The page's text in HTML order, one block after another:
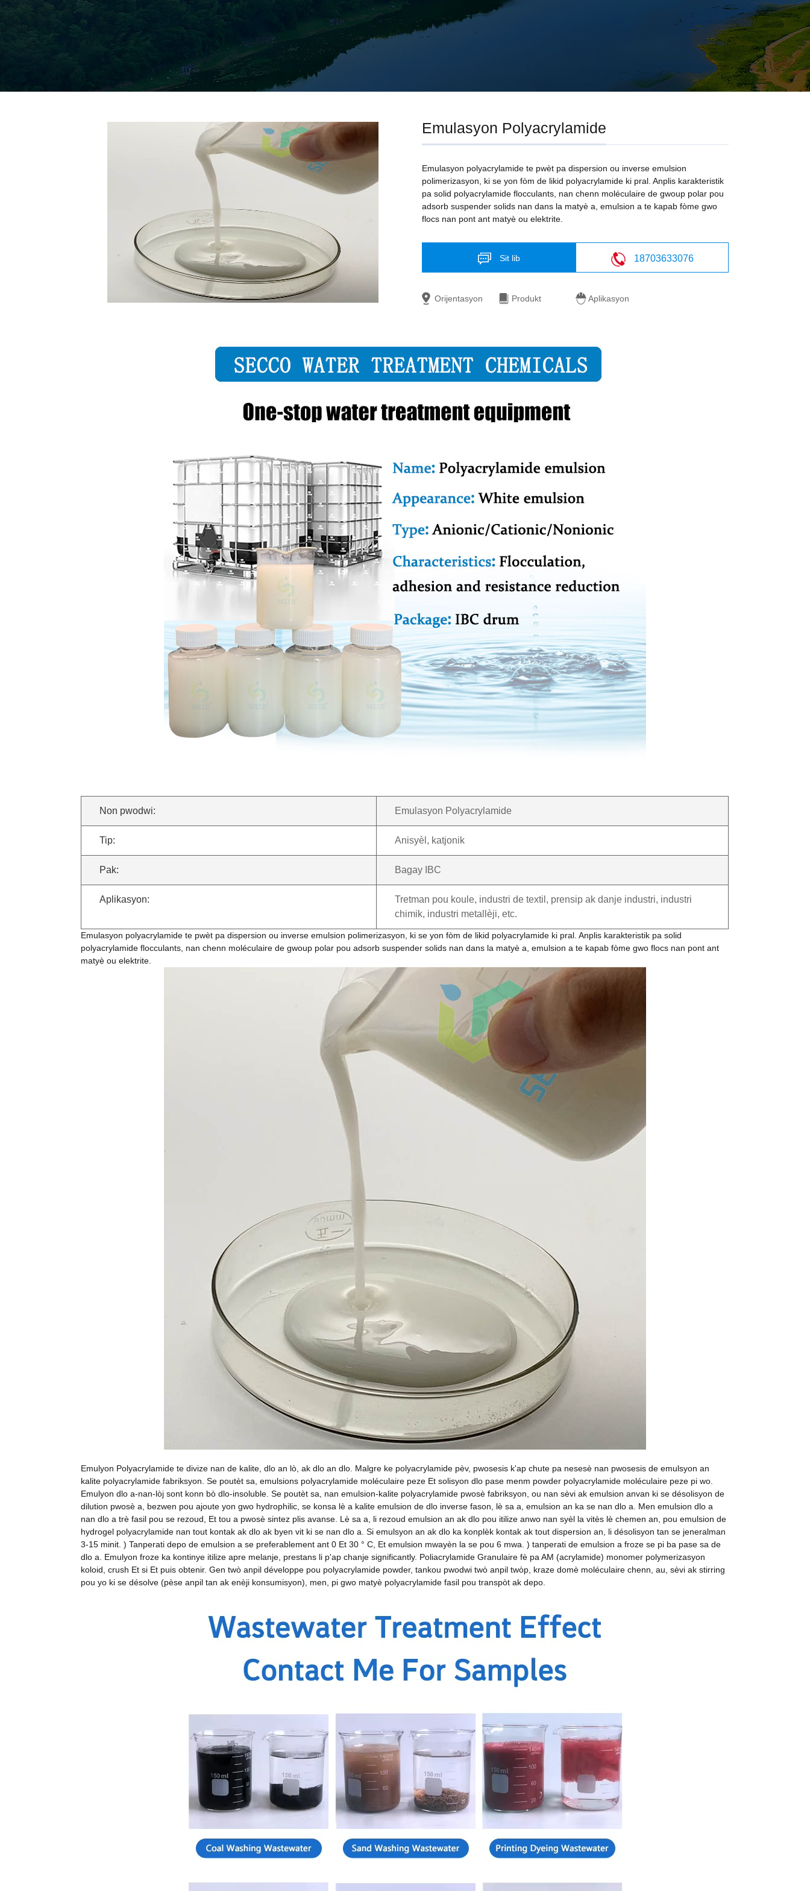
Emulasyon Polyacrylamide
Emulasyon polyacrylamide te pwèt pa dispersion ou inverse emulsion
polimerizasyon, ki se yon fòm de likid polyacrylamide ki pral. Anplis karakteristik
pa solid polyacrylamide flocculants, nan chenn moléculaire de gwoup polar pou
adsorb suspender solids nan dans la matyè a, emulsion a te kapab fòme gwo
flocs nan pont ant matyè ou elektrite.
Sit lib 18703633076
Orijentasyon Produkt Aplikasyon
Non pwodwi: Emulasyon Polyacrylamide
Tip: Anisyèl, katjonik
Pak: Bagay IBC
Aplikasyon:
Tretman pou koule, industri de textil, prensip ak danje industri, industri
chimik, industri metallèji, etc.
Emulasyon polyacrylamide te pwèt pa dispersion ou inverse emulsion polimerizasyon, ki se yon fòm de likid polyacrylamide ki pral. Anplis karakteristik pa solid
polyacrylamide flocculants, nan chenn moléculaire de gwoup polar pou adsorb suspender solids nan dans la matyè a, emulsion a te kapab fòme gwo flocs nan pont ant
matyè ou elektrite.
Emulyon Polyacrylamide te divize nan de kalite, dlo an lò, ak dlo an dlo. Malgre ke polyacrylamide pèv, pwosesis k'ap chute pa nesesè nan pwosesis de emulsyon an
kalite polyacrylamide fabriksyon. Se poutèt sa, emulsions polyacrylamide moléculaire peze Et solisyon dlo pase menm powder polyacrylamide moléculaire peze pi wo.
Emulyon dlo a-nan-lòj sont konn bò dlo-insoluble. Se poutèt sa, nan emulsion-kalite polyacrylamide pwosè fabriksyon, ou nan sèvi ak emulsion anvan ki se désolisyon de
dilution pwosè a, bezwen pou ajoute yon gwo hydrophilic, se konsa lè a kalite emulsion de dlo inverse fason, lè sa a, emulsion an ka se nan dlo a. Men emulsion dlo a
nan dlo a trè fasil pou se rezoud, Et tou a pwosè sintez plis avanse. Lè sa a, li rezoud emulsion an ak dlo pou itilize anwo nan syèl la vitès lè chemen an, pou emulsion de
hydrogel polyacrylamide nan tout kontak ak dlo ak byen vit ki se nan dlo a. Si emulsyon an ak dlo ka konplèk kontak ak tout dispersion an, li désolisyon tan se jeneralman
3-15 minit. ) Tanperati depo de emulsion a se preferablement ant 0 Et 30 ° C, Et emulsion mwayèn la se pou 6 mwa. ) tanperati de emulsion a froze se pi ba pase sa de
dlo a. Emulyon froze ka kontinye itilize apre melanje, prestans li p'ap chanje significantly. Poliacrylamide Granulaire fè pa AM (acrylamide) monomer polymerizasyon
koloid, crush Et si Et puis obtenir. Gen twò anpil développe pou polyacrylamide powder, tankou pwodwi twò anpil twòp, kraze domè moléculaire chenn, au, sèvi ak stirring
pou yo ki se désolve (pèse anpil tan ak enèji konsumisyon), men, pi gwo matyè polyacrylamide fasil pou transpòt ak depo.